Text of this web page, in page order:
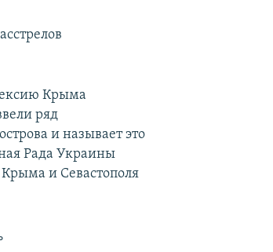
Крыма
ряд
и называет это
Рада Украины
и Севастополя